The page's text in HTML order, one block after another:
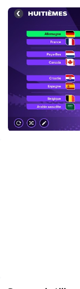
Les modes de
que les manettes
davantage à la
contrôle plus
De plus, si vous
mouvements
fonction de
vous rêvez, vous
une série de
Du Jeu Du Monde